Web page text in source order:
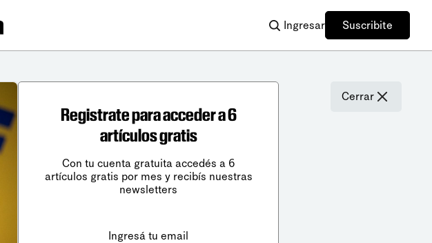
Ingresar Suscribite
Cerrar
Registrate para acceder a 6
artículos gratis
Con tu cuenta gratuita accedés a 6
artículos gratis por mes y recibís nuestras
newsletters
Ingresá tu email